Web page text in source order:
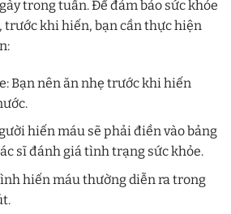
trong tuần. Để đảm bảo sức khỏe
trước khi hiến, bạn cần thực hiện
Bạn nên ăn nhẹ trước khi hiến
hiến máu sẽ phải điền vào bảng
sĩ đánh giá tình trạng sức khỏe.
hiến máu thường diễn ra trong